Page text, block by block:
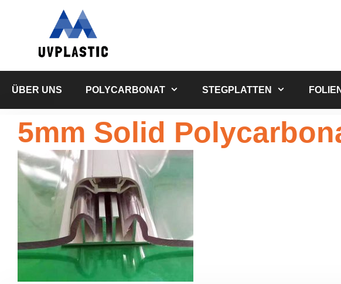
ÜBER UNS POLYCARBONAT STEGPLATTEN
5mm Solid